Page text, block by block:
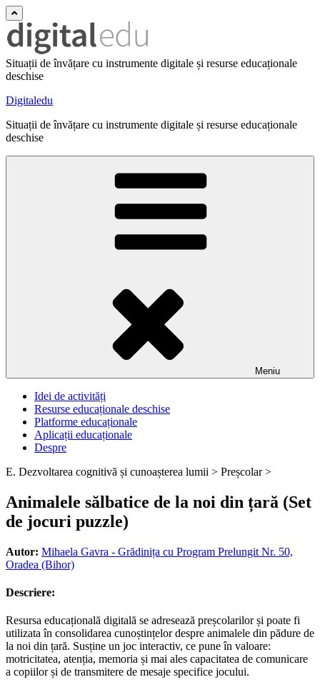
Situații de învățare cu instrumente digitale și resurse educaționale
deschise
Digitaledu
Situații de învățare cu instrumente digitale și resurse educaționale
deschise
Meniu
Idei de activități
Resurse educaționale deschise
Platforme educaționale
Aplicații educaționale
Despre
E. Dezvoltarea cognitivă și cunoașterea lumii > Preșcolar >
Animalele sălbatice de la noi din țară (Set
de jocuri puzzle)
Autor: Mihaela Gavra - Grădinița cu Program Prelungit Nr. 50,
Oradea (Bihor)
Descriere:
Resursa educațională digitală se adresează preșcolarilor și poate fi
utilizata în consolidarea cunoștințelor despre animalele din pădure de
la noi din țară. Susține un joc interactiv, ce pune în valoare:
motricitatea, atenția, memoria și mai ales capacitatea de comunicare
a copiilor și de transmitere de mesaje specifice jocului.